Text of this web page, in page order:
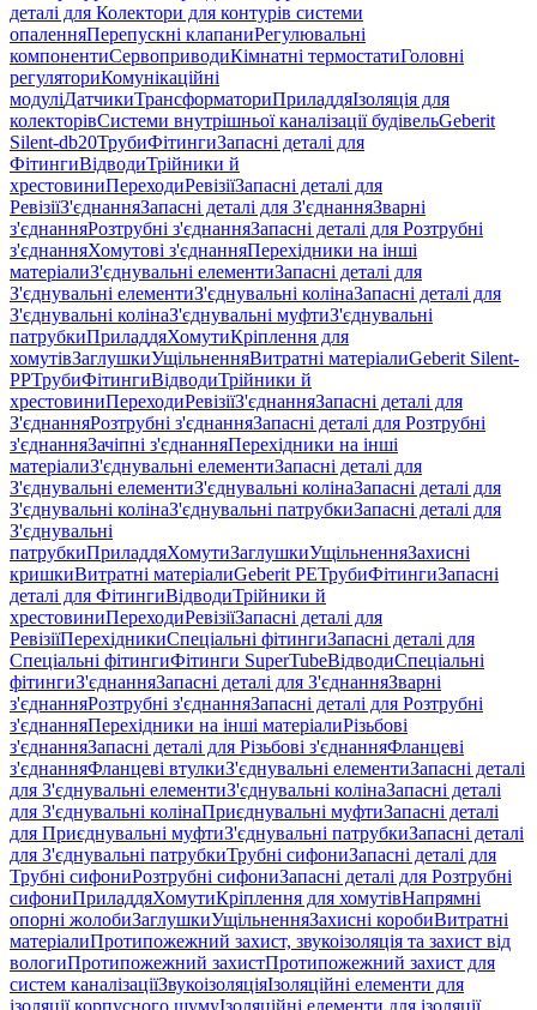
деталі для Колектори для контурів системи
опаленняПерепускні клапаниРегулювальні
компонентиСервоприводиКімнатні термостатиГоловні
регуляториКомунікаційні
модуліДатчикиТрансформаториПриладдяІзоляція для
колекторівСистеми внутрішньої каналізації будівельGeberit
Silent-db20ТрубиФітингиЗапасні деталі для
ФітингиВідводиТрійники й
хрестовиниПереходиРевізіїЗапасні деталі для
РевізіїЗ'єднанняЗапасні деталі для З'єднанняЗварні
з'єднанняРозтрубні з'єднанняЗапасні деталі для Розтрубні
з'єднанняХомутові з'єднанняПерехідники на інші
матеріалиЗ'єднувальні елементиЗапасні деталі для
З'єднувальні елементиЗ'єднувальні колінаЗапасні деталі для
З'єднувальні колінаЗ'єднувальні муфтиЗ'єднувальні
патрубкиПриладдяХомутиКріплення для
хомутівЗаглушкиУщільненняВитратні матеріалиGeberit Silent-
PPТрубиФітингиВідводиТрійники й
хрестовиниПереходиРевізіїЗ'єднанняЗапасні деталі для
З'єднанняРозтрубні з'єднанняЗапасні деталі для Розтрубні
з'єднанняЗачіпні з'єднанняПерехідники на інші
матеріалиЗ'єднувальні елементиЗапасні деталі для
З'єднувальні елементиЗ'єднувальні колінаЗапасні деталі для
З'єднувальні колінаЗ'єднувальні патрубкиЗапасні деталі для
З'єднувальні
патрубкиПриладдяХомутиЗаглушкиУщільненняЗахисні
кришкиВитратні матеріалиGeberit PEТрубиФітингиЗапасні
деталі для ФітингиВідводиТрійники й
хрестовиниПереходиРевізіїЗапасні деталі для
РевізіїПерехідникиСпеціальні фітингиЗапасні деталі для
Спеціальні фітингиФітинги SuperTubeВідводиСпеціальні
фітингиЗ'єднанняЗапасні деталі для З'єднанняЗварні
з'єднанняРозтрубні з'єднанняЗапасні деталі для Розтрубні
з'єднанняПерехідники на інші матеріалиРізьбові
з'єднанняЗапасні деталі для Різьбові з'єднанняФланцеві
з'єднанняФланцеві втулкиЗ'єднувальні елементиЗапасні деталі
для З'єднувальні елементиЗ'єднувальні колінаЗапасні деталі
для З'єднувальні колінаПриєднувальні муфтиЗапасні деталі
для Приєднувальні муфтиЗ'єднувальні патрубкиЗапасні деталі
для З'єднувальні патрубкиТрубні сифониЗапасні деталі для
Трубні сифониРозтрубні сифониЗапасні деталі для Розтрубні
сифониПриладдяХомутиКріплення для хомутівНапрямні
опорні жолобиЗаглушкиУщільненняЗахисні коробиВитратні
матеріалиПротипожежний захист, звукоізоляція та захист від
вологиПротипожежний захистПротипожежний захист для
систем каналізаціїЗвукоізоляціяІзоляційні елементи для
ізоляції корпусного шумуІзоляційні елементи для ізоляції